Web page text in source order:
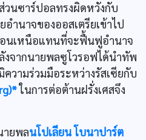
วนซาร์ปอลทรงผิดหวังกับ
ำนาจของออสเตรียเข้าไป
นเหนือแทนที่จะฟื้นฟูอำนาจ
งจากนายพลซูโวรอฟได้นำทัพ
วามร่วมมือระหว่างรัสเซียกับ
ในการต่อต้านฝรั่งเศสจึง
ายพลนโปเลียน โบนาปาร์ต